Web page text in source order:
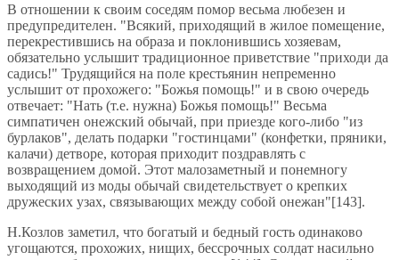
В отношении к своим соседям помор весьма любезен и
предупредителен. "Всякий, приходящий в жилое помещение,
перекрестившись на образа и поклонившись хозяевам,
обязательно услышит традиционное приветствие "приходи да
садись!" Трудящийся на поле крестьянин непременно
услышит от прохожего: "Божья помощь!" и в свою очередь
отвечает: "Нать (т.е. нужна) Божья помощь!" Весьма
симпатичен онежский обычай, при приезде кого-либо "из
бурлаков", делать подарки "гостинцами" (конфетки, пряники,
калачи) детворе, которая приходит поздравлять с
возвращением домой. Этот малозаметный и понемногу
выходящий из моды обычай свидетельствует о крепких
дружеских узах, связывающих между собой онежан"[143].
Н.Козлов заметил, что богатый и бедный гость одинаково
угощаются, прохожих, нищих, бессрочных солдат насильно